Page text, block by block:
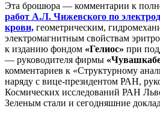
Эта брошюра — комментарии к
работ А.Л. Чижевского по
крови, геометрическим,
электромагнитным свойствам
к изданию фондом «Гелиос» при
— руководителя фирмы
комментариев к «Структурному
наряду с вице-президентом РАН,
Космических исследований РАН
Зеленым стали и сегодняшние